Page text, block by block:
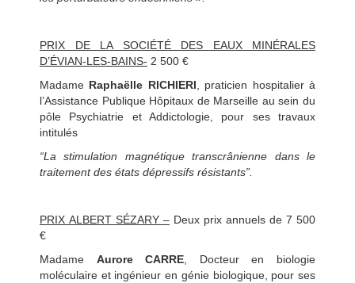
PRIX DE LA SOCIÉTÉ DES EAUX MINÉRALES
D’ÉVIAN-LES-BAINS- 2 500 €
Madame Raphaëlle RICHIERI , praticien hospitalier à
l’Assistance Publique Hôpitaux de Marseille au sein du
pôle Psychiatrie et Addictologie, pour ses travaux
intitulés
“La stimulation magnétique transcrânienne dans le
traitement des états dépressifs résistants”.
PRIX ALBERT SÉZARY – Deux prix annuels de 7 500
€
Madame Aurore CARRE , Docteur en biologie
moléculaire et ingénieur en génie biologique, pour ses